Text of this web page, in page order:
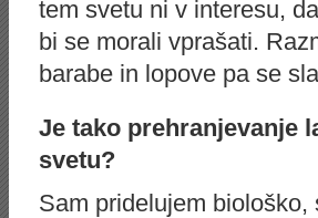
tem svetu ni v interesu,
bi se morali vprašati.
barabe in lopove pa se
Je tako prehranjevanje
svetu?
Sam pridelujem